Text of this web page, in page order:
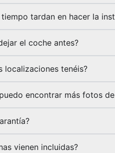
tiempo tardan en hacer la
el coche antes?
localizaciones tenéis?
encontrar más fotos
vienen incluidas?